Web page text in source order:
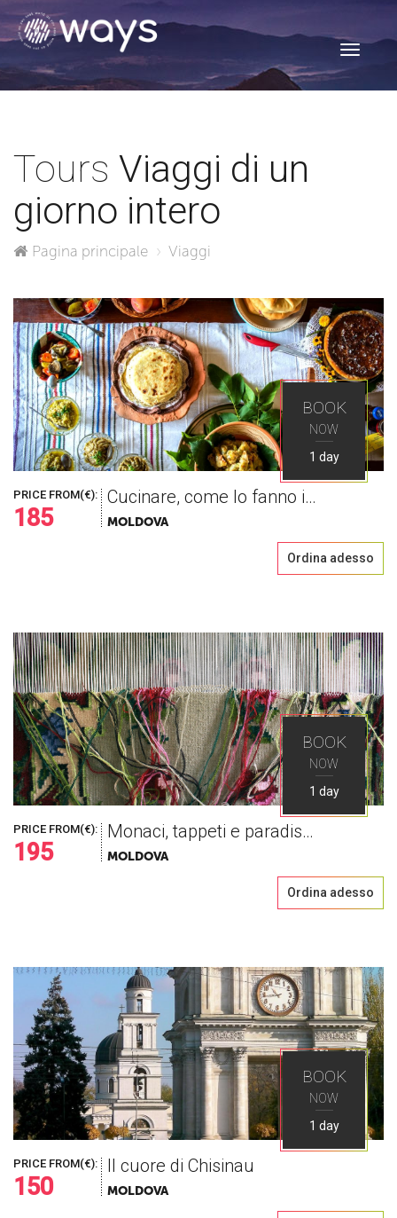
Toggle
Tours Viaggi di un
giorno intero
Pagina principale Viaggi
BOOK
NOW
1 day
PRICE FROM(€):
185
Cucinare, come lo fanno i moldavi!
MOLDOVA
Ordina adesso
BOOK
NOW
1 day
PRICE FROM(€):
195
Monaci, tappeti e paradiso rurale
MOLDOVA
Ordina adesso
BOOK
NOW
1 day
PRICE FROM(€):
150
Il cuore di Chisinau
MOLDOVA